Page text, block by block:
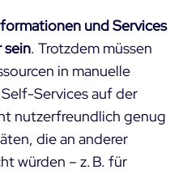
und Services
sein. Trotzdem müssen
in manuelle
Services auf der
nutzerfreundlich genug
die an anderer
würden – z. B. für